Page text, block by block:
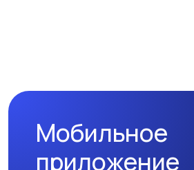
Мобильное
приложение